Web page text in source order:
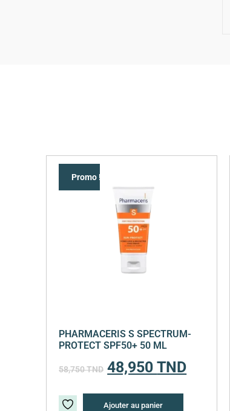
Promo !
PHARMACERIS S SPECTRUM-
PROTECT SPF50+ 50 ML
58,750TND 48,950TND
Ajouter au panier